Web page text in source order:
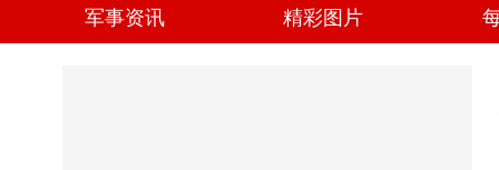
军事资讯 精彩图片